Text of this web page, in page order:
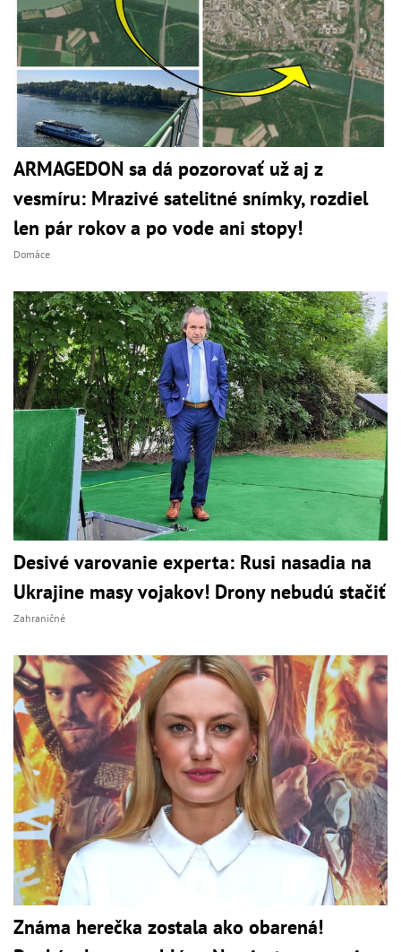
ARMAGEDON sa dá pozorovať už aj z
vesmíru: Mrazivé satelitné snímky, rozdiel
len pár rokov a po vode ani stopy!
Domáce
Desivé varovanie experta: Rusi nasadia na
Ukrajine masy vojakov! Drony nebudú stačiť
Zahraničné
Známa herečka zostala ako obarená!